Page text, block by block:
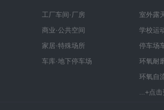
工厂车间·厂房
商业·公共空间
家居·特殊场所
车库·地下停车场
室外露
学校运
停车场
环氧耐
环氧自
...+点